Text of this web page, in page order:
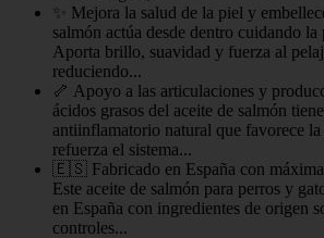
✨ Mejora la salud de la piel y
salmón actúa desde dentro cuidando la
Aporta brillo, suavidad y fuerza al
reduciendo...
🦴 Apoyo a las articulaciones y
ácidos grasos del aceite de salmón
antiinflamatorio natural que favorece
refuerza el sistema...
🇪🇸 Fabricado en España con
Este aceite de salmón para perros y
en España con ingredientes de origen
controles...